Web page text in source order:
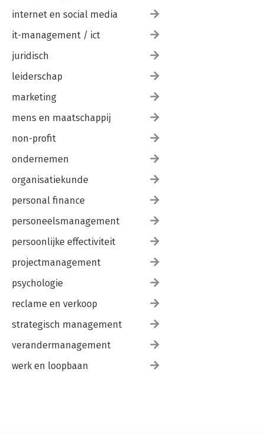
internet en social media
it-management / ict
juridisch
leiderschap
marketing
mens en maatschappij
non-profit
ondernemen
organisatiekunde
personal finance
personeelsmanagement
persoonlijke effectiviteit
projectmanagement
psychologie
reclame en verkoop
strategisch management
verandermanagement
werk en loopbaan